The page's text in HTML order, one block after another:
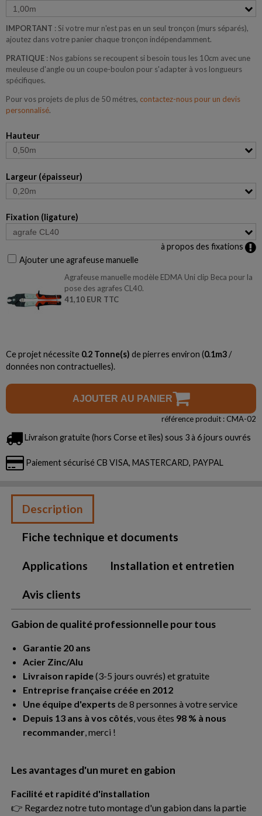
IMPORTANT : Si votre mur n'est pas en un seul tronçon (murs séparés),
ajoutez dans votre panier chaque tronçon indépendamment.
PRATIQUE : Nos gabions se recoupent si besoin tous les 10cm avec une
meuleuse d'angle ou un coupe-boulon pour s'adapter à vos longueurs
spécifiques.
Pour vos projets de plus de 50 métres, contactez-nous pour un devis
personnalisé.
Hauteur
Largeur (épaisseur)
Fixation (ligature)
à propos des fixations
Ajouter une agrafeuse manuelle
Agrafeuse manuelle modèle EDMA Uni clip Beca pour la
pose des agrafes CL40.
41,10 EUR TTC
Ce projet nécessite 0.2 Tonne(s) de pierres environ (0.1m3 /
données non contractuelles).
AJOUTER AU PANIER
référence produit : CMA-02
Livraison gratuite (hors Corse et îles) sous 3 à 6 jours ouvrés
Paiement sécurisé CB VISA, MASTERCARD, PAYPAL
Description
Fiche technique et documents
Applications Installation et entretien
Avis clients
Gabion de qualité professionnelle pour tous
Garantie 20 ans
Acier Zinc/Alu
Livraison rapide(3-5 jours ouvrés) et gratuite
Entreprise française créée en 2012
Une équipe d'experts de 8 personnes à votre service
Depuis 13 ans à vos côtés, vous êtes 98 % à nous
recommander, merci !
Les avantages d'un muret en gabion
Facilité et rapidité d'installation
👉 Regardez notre tuto montage d'un gabion dans la partie